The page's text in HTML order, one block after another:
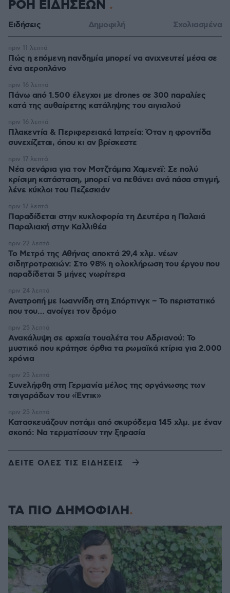
ΡΟΗ ΕΙΔΗΣΕΩΝ
Ειδήσεις Δημοφιλή Σχολιασμένα
Πώς η επόμενη πανδημία μπορεί να ανιχνευτεί μέσα σε
ένα αεροπλάνο
πριν 11 λεπτά
Πάνω από 1.500 έλεγχοι με drones σε 300 παραλίες
κατά της αυθαίρετης κατάληψης του αιγιαλού
πριν 16 λεπτά
Πλακεντία & Περιφερειακά Ιατρεία: Όταν η φροντίδα
συνεχίζεται, όπου κι αν βρίσκεστε
πριν 16 λεπτά
Νέα σενάρια για τον Μοτζτάμπα Χαμενεΐ: Σε πολύ
κρίσιμη κατάσταση, μπορεί να πεθάνει ανά πάσα στιγμή,
λένε κύκλοι του Πεζεσκιάν
πριν 17 λεπτά
Παραδίδεται στην κυκλοφορία τη Δευτέρα η Παλαιά
Παραλιακή στην Καλλιθέα
πριν 17 λεπτά
Το Μετρό της Αθήνας αποκτά 29,4 χλμ. νέων
σιδητροτροχιών: Στο 98% η ολοκλήρωση του έργου που
παραδίδεται 5 μήνες νωρίτερα
πριν 22 λεπτά
Ανατροπή με Ιωαννίδη στη Σπόρτινγκ – Το περιστατικό
που του… ανοίγει τον δρόμο
πριν 24 λεπτά
Ανακάλυψη σε αρχαία τουαλέτα του Αδριανού: Το
μυστικό που κράτησε όρθια τα ρωμαϊκά κτίρια για 2.000
χρόνια
πριν 25 λεπτά
Συνελήφθη στη Γερμανία μέλος της οργάνωσης των
τσιγαράδων του «Έντικ»
πριν 25 λεπτά
Κατασκευάζουν ποτάμι από σκυρόδεμα 145 χλμ. με έναν
σκοπό: Να τερματίσουν την ξηρασία
πριν 25 λεπτά
ΔΕΙΤΕ ΟΛΕΣ ΤΙΣ ΕΙΔΗΣΕΙΣ
ΤΑ ΠΙΟ ΔΗΜΟΦΙΛΗ